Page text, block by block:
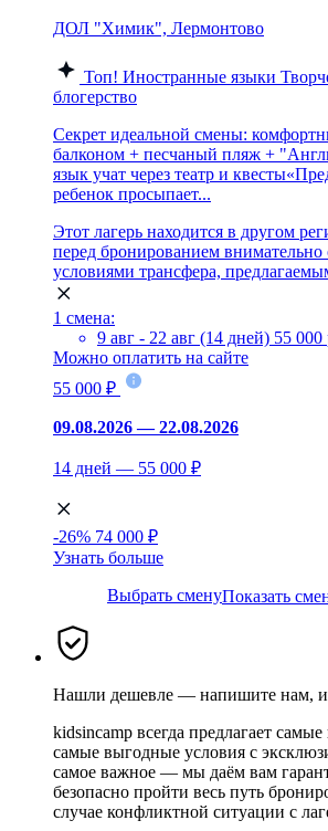
ДОЛ "Химик", Лермонтово
Топ! Иностранные языки
блогерство
Секрет идеальной смены:
балконом + песчаный пляж +
язык учат через театр и
ребенок просыпает...
Этот лагерь находится в другом
перед бронированием внимательно
условиями трансфера,
1 смена:
9 авг - 22 авг (14 дней) 55 000
Можно оплатить на сайте
55 000 ₽
09.08.2026 — 22.08.2026
14 дней — 55 000 ₽
-26% 74 000 ₽
Узнать больше
Выбрать сменуПоказать
Нашли дешевле — напишите нам,
kidsincamp всегда предлагает
самые выгодные условия с
самое важное — мы даём вам
безопасно пройти весь путь
случае конфликтной ситуации с